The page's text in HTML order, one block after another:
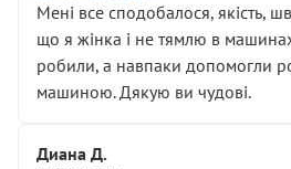
Мені все сподобалося, якість,
що я жінка і не тямлю в
робили, а навпаки допомогли
машиною. Дякую ви чудові.
Диана Д.